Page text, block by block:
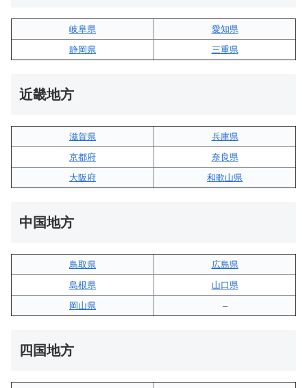
岐阜県
愛知県
静岡県
三重県
近畿地方
滋賀県
兵庫県
京都府
奈良県
大阪府
和歌山県
中国地方
鳥取県
広島県
島根県
山口県
岡山県
–
四国地方